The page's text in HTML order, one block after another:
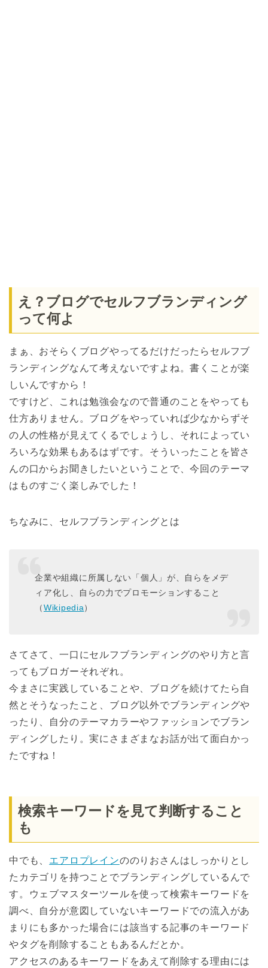
え？ブログでセルフブランディング
って何よ
まぁ、おそらくブログやってるだけだったらセルフブ
ランディングなんて考えないですよね。書くことが楽
しいんですから！
ですけど、これは勉強会なので普通のことをやっても
仕方ありません。ブログをやっていれば少なからずそ
の人の性格が見えてくるでしょうし、それによってい
ろいろな効果もあるはずです。そういったことを皆さ
んの口からお聞きしたいということで、今回のテーマ
はものすごく楽しみでした！
ちなみに、セルフブランディングとは
企業や組織に所属しない「個人」が、自らをメデ
ィア化し、自らの力でプロモーションすること
（Wikipedia）
さてさて、一口にセルフブランディングのやり方と言
ってもブロガーそれぞれ。
今まさに実践していることや、ブログを続けてたら自
然とそうなったこと、ブログ以外でブランディングや
ったり、自分のテーマカラーやファッションでブラン
ディングしたり。実にさまざまなお話が出て面白かっ
たですね！
検索キーワードを見て判断すること
も
中でも、 エアロプレインののりおさんはしっかりとし
たカテゴリを持つことでブランディングしているんで
す。ウェブマスターツールを使って検索キーワードを
調べ、自分が意図していないキーワードでの流入があ
まりにも多かった場合には該当する記事のキーワード
やタグを削除することもあるんだとか。
アクセスのあるキーワードをあえて削除する理由には